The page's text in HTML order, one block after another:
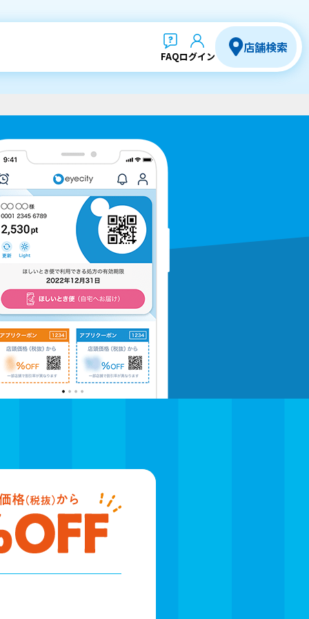
FAQログイン
店舗検索